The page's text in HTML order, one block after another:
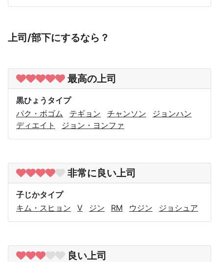
上司/部下にするなら？
最高の上司
黒ひょうタイプ
パク・ボゴム
テギョン チャンソン
ジョンハン
ディエイト
ジョン・ヨンファ
非常に良い上司
子じかタイプ
キム・スヒョン
V ジン RM ウジン ジョシュア
良い上司